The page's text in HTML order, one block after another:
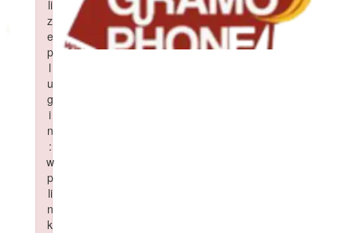
li
z
e
p
l
u
g
i
n
:
w
p
li
n
k